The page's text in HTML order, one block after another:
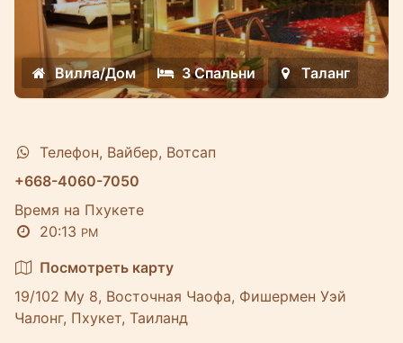
Новые и хорошо спроектированные
виллы расположены в тихом и очень
красивом месте
Вилла/Дом 3 Спальни Таланг
Телефон, Вайбер, Вотсап
+668-4060-7050
Время на Пхукете
20:13 PM
Посмотреть карту
19/102 Му 8, Восточная Чаофа, Фишермен Уэй
Чалонг, Пхукет, Таиланд